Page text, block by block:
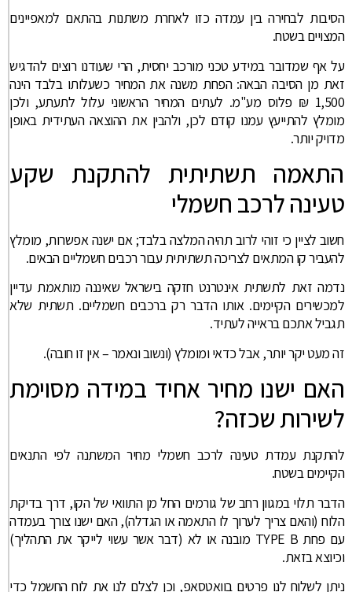
הסיבות לבחירה בין עמדה כזו לאחרת משתנות בהתאם למאפיינים
המצויים בשטח.
על אף שמדובר במידע טכני מורכב יחסית, הרי שעודנו רוצים להדגיש
זאת מן הסיבה הבאה: הפחת משנה את המחיר כשעלותו בלבד הינה
1,500 ₪ פלוס מע"מ. לעתים המחיר הראשוני עלול לתעתע, ולכן
מומלץ להתייעץ עמנו קודם לכן, ולהבין את ההוצאה העתידית באופן
מדויק יותר.
התאמה תשתיתית להתקנת שקע
טעינה לרכב חשמלי
חשוב לציין כי זוהי לרוב תהיה המלצה בלבד; אם ישנה אפשרות, מומלץ
להעביר קו המתאים לצריכה תשתיתית עבור רכבים חשמליים הבאים.
נדמה זאת לתשתית אינטרנט חזקה בישראל שאיננה מותאמת עדיין
למכשירים הקיימים. אותו הדבר רק ברכבים חשמליים. תשתית שלא
תגביל אתכם בראייה לעתיד.
זה מעט יקר יותר, אבל כדאי ומומלץ (ונשוב ונאמר – אין זו חובה).
האם ישנו מחיר אחיד במידה מסוימת
לשירות שכזה?
להתקנת עמדת טעינה לרכב חשמלי מחיר המשתנה לפי התנאים
הקיימים בשטח.
הדבר תלוי במגוון רחב של גורמים החל מן התוואי של הקו, דרך בדיקת
הלוח (והאם צריך לערוך לו התאמה או הגדלה), האם ישנו צורך בעמדה
עם פחת TYPE B מובנה או לא (דבר אשר עשוי לייקר את התהליך)
וכיוצא בזאת.
ניתן לשלוח לנו פרטים בוואטסאפ, וכן לצלם לנו את לוח החשמל כדי